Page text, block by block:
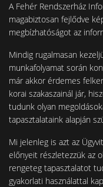
A Fehér Rendszerház
magabiztosan fejlődve
megbízhatóságot az
Mindig rugalmasan
munkafolyamat során
már akkor érdemes
korai szakaszainál jár,
tudunk olyan
tapasztalataink alapján
Mi jelenleg is azt az
előnyeit részletezzük az
rengeteg tapasztalatot
gyakorlati használattal